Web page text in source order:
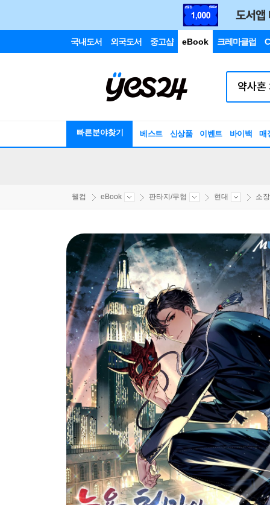
국내도서 외국도서 중고샵 eBook 크레마클럽
빠른분야찾기 베스트 신상품 이벤트 바이백 매
웰컴 eBook 판타지/무협 현대 소장